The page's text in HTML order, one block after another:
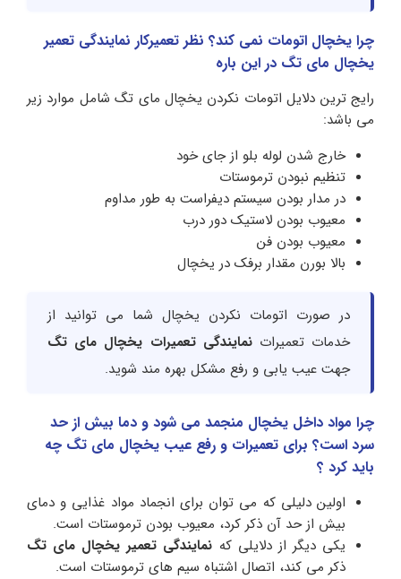
چرا یخچال اتومات نمی کند؟ نظر تعمیرکار نمایندگی تعمیر
یخچال مای تگ در این باره
رایج ترین دلایل اتومات نکردن یخچال مای تگ شامل موارد زیر
می باشد:
خارج شدن لوله بلو از جای خود
تنظیم نبودن ترموستات
در مدار بودن سیستم دیفراست به طور مداوم
معیوب بودن لاستیک دور درب
معیوب بودن فن
بالا بورن مقدار برفک در یخچال
در صورت اتومات نکردن یخچال شما می توانید از
خدمات تعمیرات نمایندگی تعمیرات یخچال مای تگ
جهت عیب یابی و رفع مشکل بهره مند شوید.
چرا مواد داخل یخچال منجمد می شود و دما بیش از حد
سرد است؟ برای تعمیرات و رفع عیب یخچال مای تگ چه
باید کرد ؟
اولین دلیلی که می توان برای انجماد مواد غذایی و دمای
بیش از حد آن ذکر کرد، معیوب بودن ترموستات است.
یکی دیگر از دلایلی که نمایندگی تعمیر یخچال مای تگ
ذکر می کند، اتصال اشتباه سیم های ترموستات است.